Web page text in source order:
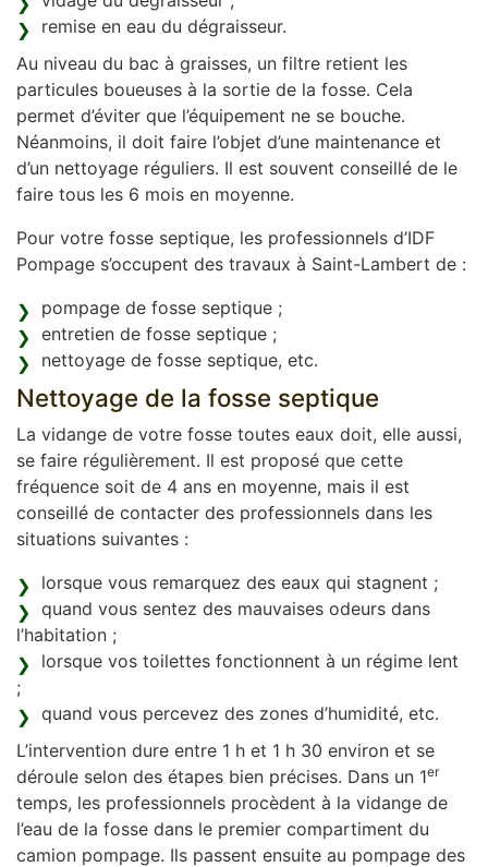
remise en eau du dégraisseur.
Au niveau du bac à graisses, un filtre retient les
particules boueuses à la sortie de la fosse. Cela
permet d’éviter que l’équipement ne se bouche.
Néanmoins, il doit faire l’objet d’une maintenance et
d’un nettoyage réguliers. Il est souvent conseillé de le
faire tous les 6 mois en moyenne.
Pour votre fosse septique, les professionnels d’IDF
Pompage s’occupent des travaux à Saint-Lambert de :
pompage de fosse septique ;
entretien de fosse septique ;
nettoyage de fosse septique, etc.
Nettoyage de la fosse septique
La vidange de votre fosse toutes eaux doit, elle aussi,
se faire régulièrement. Il est proposé que cette
fréquence soit de 4 ans en moyenne, mais il est
conseillé de contacter des professionnels dans les
situations suivantes :
lorsque vous remarquez des eaux qui stagnent ;
quand vous sentez des mauvaises odeurs dans
l’habitation ;
lorsque vos toilettes fonctionnent à un régime lent
;
quand vous percevez des zones d’humidité, etc.
L’intervention dure entre 1 h et 1 h 30 environ et se
déroule selon des étapes bien précises. Dans un 1er
temps, les professionnels procèdent à la vidange de
l’eau de la fosse dans le premier compartiment du
camion pompage. Ils passent ensuite au pompage des